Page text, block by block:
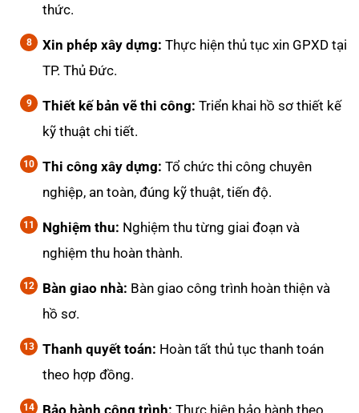
thức.
Xin phép xây dựng: Thực hiện thủ tục xin GPXD tại
TP. Thủ Đức.
Thiết kế bản vẽ thi công: Triển khai hồ sơ thiết kế
kỹ thuật chi tiết.
Thi công xây dựng: Tổ chức thi công chuyên
nghiệp, an toàn, đúng kỹ thuật, tiến độ.
Nghiệm thu: Nghiệm thu từng giai đoạn và
nghiệm thu hoàn thành.
Bàn giao nhà: Bàn giao công trình hoàn thiện và
hồ sơ.
Thanh quyết toán: Hoàn tất thủ tục thanh toán
theo hợp đồng.
Bảo hành công trình: Thực hiện bảo hành theo